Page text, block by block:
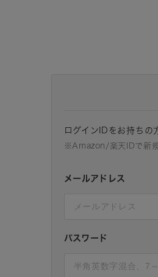
ログインIDをお持ちの
※Amazon/楽天IDで新規
メールアドレス
パスワード